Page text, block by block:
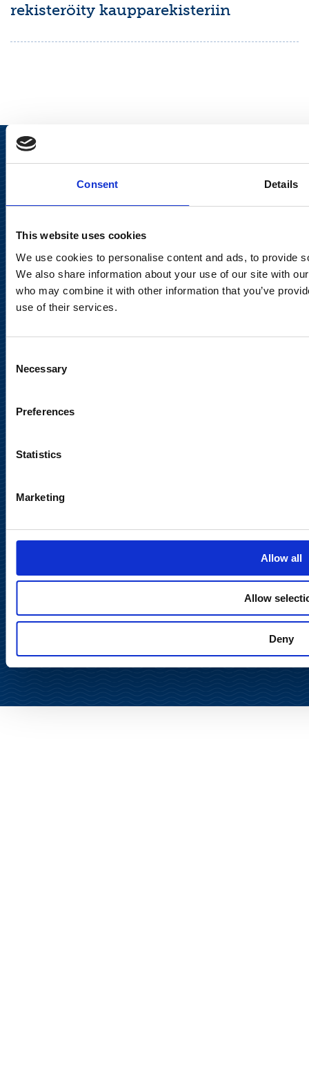
Consent Details
This website uses cookies
We use cookies to personalise content and ads, to provide
We also share information about your use of our site with
who may combine it with other information that you’ve
use of their services.
Selection
Necessary
Preferences
Statistics
Marketing
Allow all
Allow
Deny
rekisteröity kaupparekisteriin
Suominen Oyj
02150 Espoo
Puh. 010 214 300
Tietosuojaseloste
Takaisin